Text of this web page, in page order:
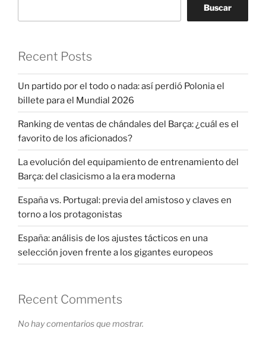
Buscar
Recent Posts
Un partido por el todo o nada: así perdió Polonia el
billete para el Mundial 2026
Ranking de ventas de chándales del Barça: ¿cuál es el
favorito de los aficionados?
La evolución del equipamiento de entrenamiento del
Barça: del clasicismo a la era moderna
España vs. Portugal: previa del amistoso y claves en
torno a los protagonistas
España: análisis de los ajustes tácticos en una
selección joven frente a los gigantes europeos
Recent Comments
No hay comentarios que mostrar.